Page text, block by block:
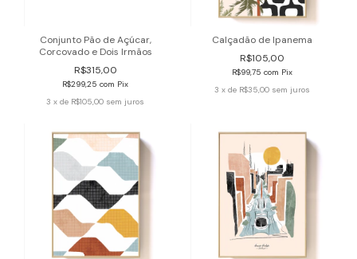
Conjunto Pão de Açúcar,
Corcovado e Dois Irmãos
R$315,00
R$299,25 com Pix
3 x de R$105,00 sem juros
Calçadão de Ipanema
R$105,00
R$99,75 com Pix
3 x de R$35,00 sem juros